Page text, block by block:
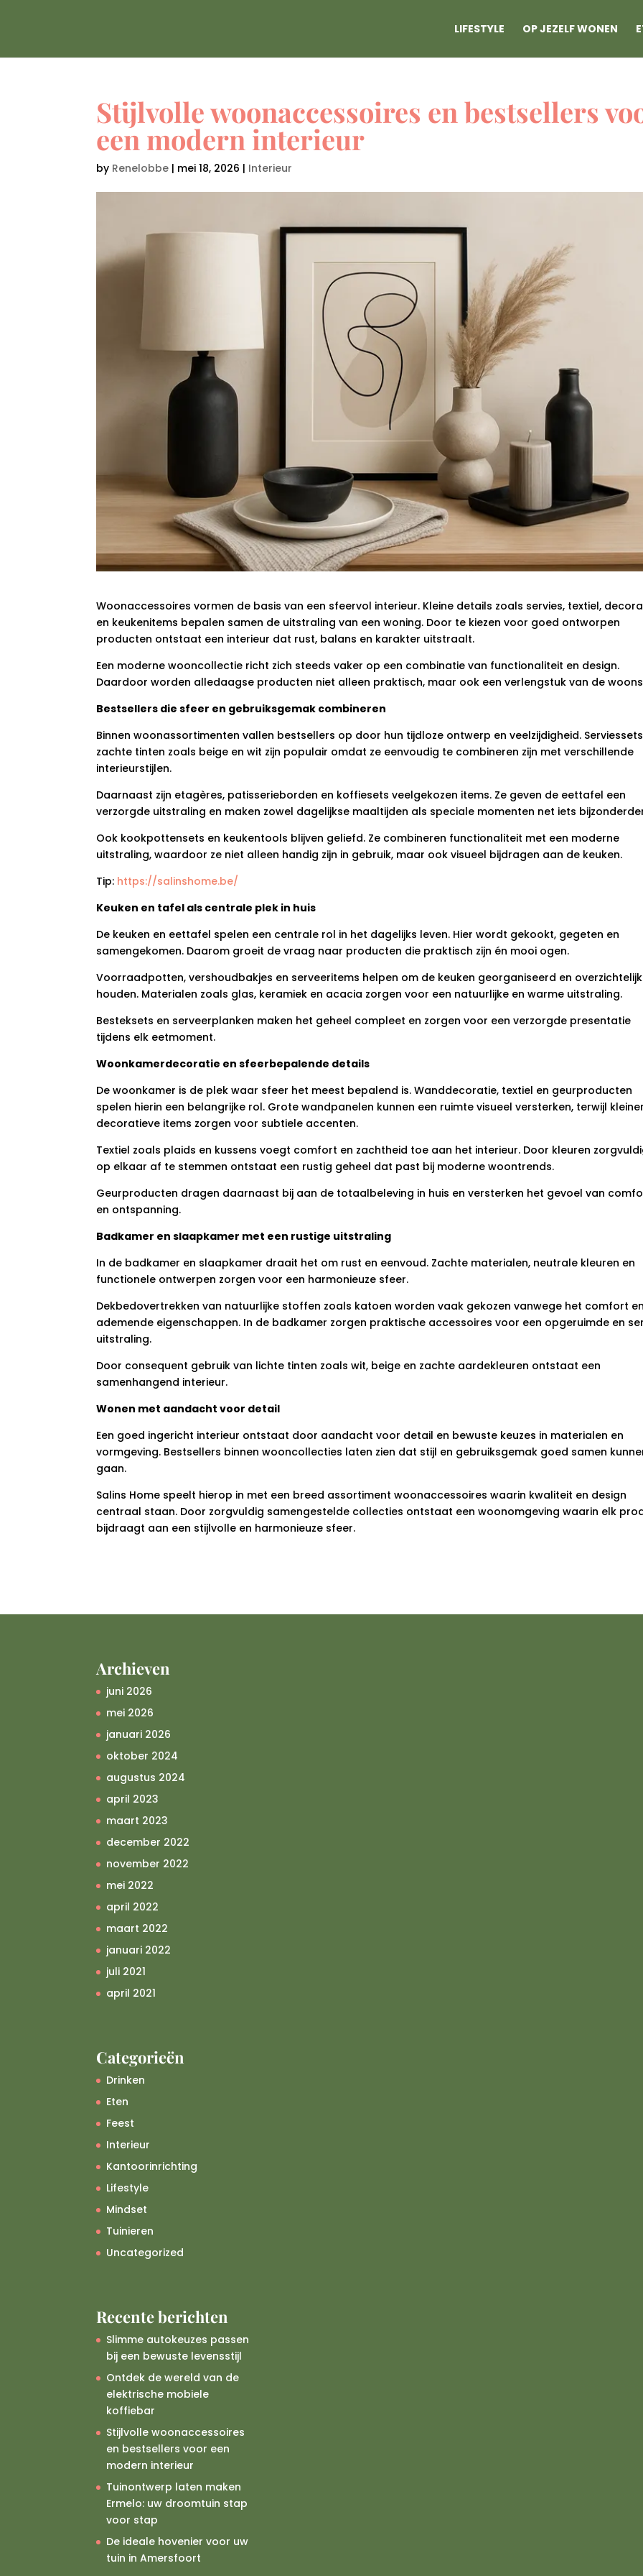
LIFESTYLE OP JEZELF WONEN
Stijlvolle woonaccessoires en bestsellers
een modern interieur
by Renelobbe | mei 18, 2026 | Interieur
Woonaccessoires vormen de basis van een sfeervol interieur. Kleine details zoals servies, textiel,
en keukenitems bepalen samen de uitstraling van een woning. Door te kiezen voor goed ontworpen
producten ontstaat een interieur dat rust, balans en karakter uitstraalt.
Een moderne wooncollectie richt zich steeds vaker op een combinatie van functionaliteit en design.
Daardoor worden alledaagse producten niet alleen praktisch, maar ook een verlengstuk van de
Bestsellers die sfeer en gebruiksgemak combineren
Binnen woonassortimenten vallen bestsellers op door hun tijdloze ontwerp en veelzijdigheid.
zachte tinten zoals beige en wit zijn populair omdat ze eenvoudig te combineren zijn met verschillende
interieurstijlen.
Daarnaast zijn etagères, patisserieborden en koffiesets veelgekozen items. Ze geven de eettafel een
verzorgde uitstraling en maken zowel dagelijkse maaltijden als speciale momenten net iets
Ook kookpottensets en keukentools blijven geliefd. Ze combineren functionaliteit met een moderne
uitstraling, waardoor ze niet alleen handig zijn in gebruik, maar ook visueel bijdragen aan de keuken.
Tip: https://salinshome.be/
Keuken en tafel als centrale plek in huis
De keuken en eettafel spelen een centrale rol in het dagelijks leven. Hier wordt gekookt, gegeten en
samengekomen. Daarom groeit de vraag naar producten die praktisch zijn én mooi ogen.
Voorraadpotten, vershoudbakjes en serveeritems helpen om de keuken georganiseerd en
houden. Materialen zoals glas, keramiek en acacia zorgen voor een natuurlijke en warme uitstraling.
Besteksets en serveerplanken maken het geheel compleet en zorgen voor een verzorgde presentatie
tijdens elk eetmoment.
Woonkamerdecoratie en sfeerbepalende details
De woonkamer is de plek waar sfeer het meest bepalend is. Wanddecoratie, textiel en geurproducten
spelen hierin een belangrijke rol. Grote wandpanelen kunnen een ruimte visueel versterken, terwijl
decoratieve items zorgen voor subtiele accenten.
Textiel zoals plaids en kussens voegt comfort en zachtheid toe aan het interieur. Door kleuren
op elkaar af te stemmen ontstaat een rustig geheel dat past bij moderne woontrends.
Geurproducten dragen daarnaast bij aan de totaalbeleving in huis en versterken het gevoel van
en ontspanning.
Badkamer en slaapkamer met een rustige uitstraling
In de badkamer en slaapkamer draait het om rust en eenvoud. Zachte materialen, neutrale kleuren en
functionele ontwerpen zorgen voor een harmonieuze sfeer.
Dekbedovertrekken van natuurlijke stoffen zoals katoen worden vaak gekozen vanwege het comfort
ademende eigenschappen. In de badkamer zorgen praktische accessoires voor een opgeruimde en
uitstraling.
Door consequent gebruik van lichte tinten zoals wit, beige en zachte aardekleuren ontstaat een
samenhangend interieur.
Wonen met aandacht voor detail
Een goed ingericht interieur ontstaat door aandacht voor detail en bewuste keuzes in materialen en
vormgeving. Bestsellers binnen wooncollecties laten zien dat stijl en gebruiksgemak goed samen
gaan.
Salins Home speelt hierop in met een breed assortiment woonaccessoires waarin kwaliteit en design
centraal staan. Door zorgvuldig samengestelde collecties ontstaat een woonomgeving waarin elk
bijdraagt aan een stijlvolle en harmonieuze sfeer.
Archieven
juni 2026
mei 2026
januari 2026
oktober 2024
augustus 2024
april 2023
maart 2023
december 2022
november 2022
mei 2022
april 2022
maart 2022
januari 2022
juli 2021
april 2021
Categorieën
Drinken
Eten
Feest
Interieur
Kantoorinrichting
Lifestyle
Mindset
Tuinieren
Uncategorized
Recente berichten
Slimme autokeuzes passen
bij een bewuste levensstijl
Ontdek de wereld van de
elektrische mobiele
koffiebar
Stijlvolle woonaccessoires
en bestsellers voor een
modern interieur
Tuinontwerp laten maken
Ermelo: uw droomtuin stap
voor stap
De ideale hovenier voor uw
tuin in Amersfoort